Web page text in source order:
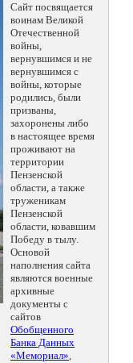
Сайт посвящается
воинам Великой
Отечественной
войны,
вернувшимся и не
вернувшимся с
войны, которые
родились, были
призваны,
захоронены либо
в настоящее время
проживают на
территории
Пензенской
области, а также
труженикам
Пензенской
области, ковавшим
Победу в тылу.
Основой
наполнения сайта
являются военные
архивные
документы с
сайтов
Обобщенного
Банка Данных
«Мемориал»,